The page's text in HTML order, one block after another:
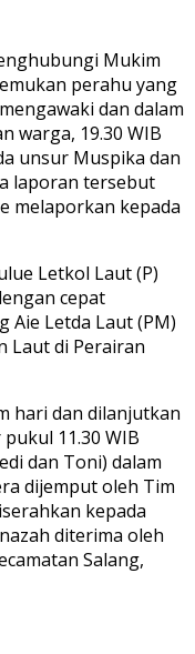
Mukim
perahu yang
dan dalam
warga, 19.30 WIB
unsur Muspika dan
laporan tersebut
melaporkan kepada
Letkol Laut (P)
cepat
Aie Letda Laut (PM)
Laut di Perairan
hari dan dilanjutkan
11.30 WIB
dan Toni) dalam
dijemput oleh Tim
kepada
diterima oleh
Salang,